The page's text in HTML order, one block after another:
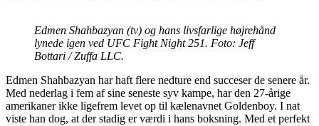
Edmen Shahbazyan (tv) og hans livsfarlige højrehånd
lynede igen ved UFC Fight Night 251. Foto: Jeff
Bottari / Zuffa LLC.
Edmen Shahbazyan har haft flere nedture end succeser de senere år.
Med nederlag i fem af sine seneste syv kampe, har den 27-årige
amerikaner ikke ligefrem levet op til kælenavnet Goldenboy. I nat
viste han dog, at der stadig er værdi i hans boksning. Med et perfekt